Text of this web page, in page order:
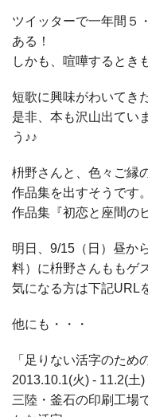
ツイッターで一年間５
ある！
しかも、喧嘩するとき
短歌に興味がわいてき
是非、本も沢山出てい
う♪♪
枡野さんと、色々ご縁
作品集を出すそうです。
作品集『初恋と座間の
明日、9/15（日）昼か
料）に枡野さんももゲ
気になる方は下記URL
他にも・・・
「足りない活字のため
2013.10.1(火) - 11.2(土)
三陸・釜石の印刷工場